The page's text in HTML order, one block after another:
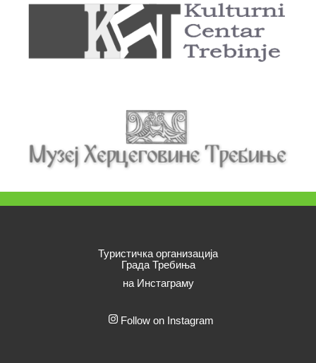
Туристичка организација
Града Требиња
на Инстаграму
Follow on Instagram